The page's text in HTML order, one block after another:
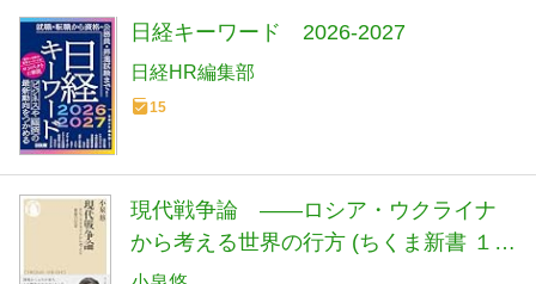
日経キーワード 2026-2027
日経HR編集部
15
現代戦争論 ――ロシア・ウクライナ
から考える世界の行方 (ちくま新書 １９
００)